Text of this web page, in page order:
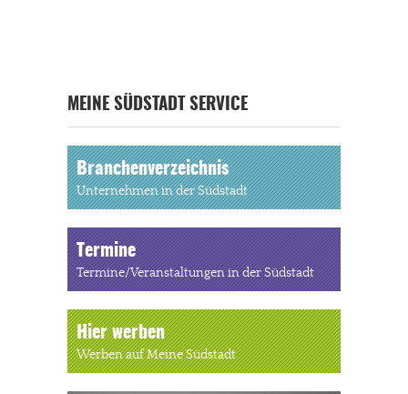
MEINE SÜDSTADT SERVICE
Branchenverzeichnis
Unternehmen in der Südstadt
Termine
Termine/Veranstaltungen in der Südstadt
Hier werben
Werben auf Meine Südstadt